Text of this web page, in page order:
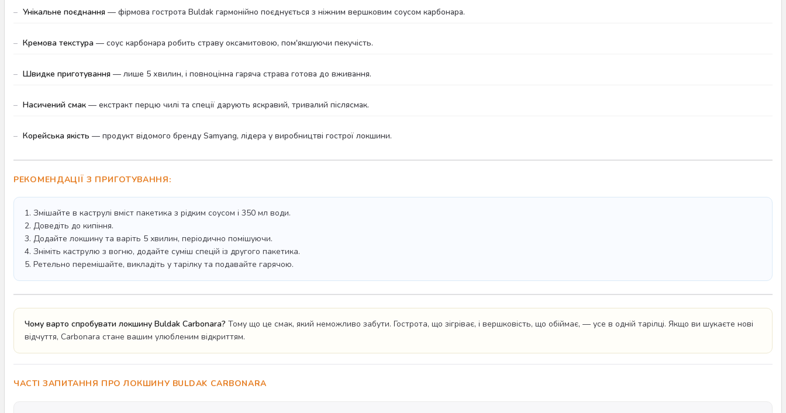
Унікальне поєднання — фірмова гострота Buldak гармонійно поєднується з ніжним вершковим соусом карбонара.
Кремова текстура — соус карбонара робить страву оксамитовою, пом'якшуючи пекучість.
Швидке приготування — лише 5 хвилин, і повноцінна гаряча страва готова до вживання.
Насичений смак — екстракт перцю чилі та спеції дарують яскравий, тривалий післясмак.
Корейська якість — продукт відомого бренду Samyang, лідера у виробництві гострої локшини.
РЕКОМЕНДАЦІЇ З ПРИГОТУВАННЯ:
1. Змішайте в каструлі вміст пакетика з рідким соусом і 350 мл води.
2. Доведіть до кипіння.
3. Додайте локшину та варіть 5 хвилин, періодично помішуючи.
4. Зніміть каструлю з вогню, додайте суміш спецій із другого пакетика.
5. Ретельно перемішайте, викладіть у тарілку та подавайте гарячою.
Чому варто спробувати локшину Buldak Carbonara? Тому що це смак, який неможливо забути. Гострота, що зігріває, і вершковість, що обіймає, — усе в одній тарілці. Якщо ви шукаєте нові
відчуття, Carbonara стане вашим улюбленим відкриттям.
ЧАСТІ ЗАПИТАННЯ ПРО ЛОКШИНУ BULDAK CARBONARA